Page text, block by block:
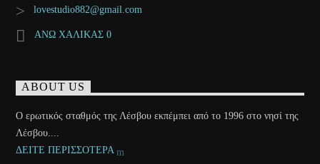
lovestudio882@gmail.com
ΑΝΩ ΧΑΛΙΚΑΣ 0
ABOUT US
Ο ερωτικός σταθμός της Λέσβου εκπέμπει από το 1996 στο νησί της
Λέσβου....
ΔΕΙΤΕ ΠΕΡΙΣΣΟΤΕΡΑ